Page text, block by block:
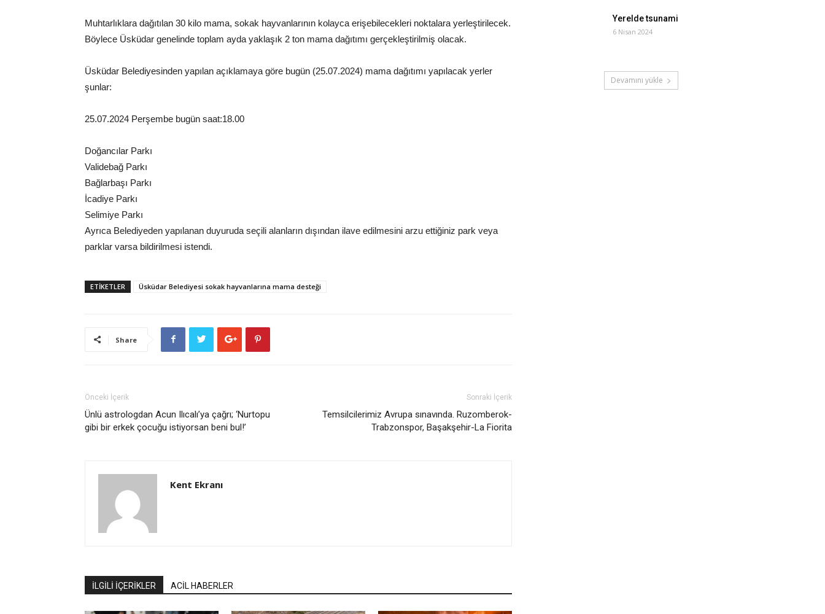
Muhtarlıklara dağıtılan 30 kilo mama, sokak hayvanlarının kolayca erişebilecekleri noktalara yerleştirilecek.
Böylece Üsküdar genelinde toplam ayda yaklaşık 2 ton mama dağıtımı gerçekleştirilmiş olacak.
Üsküdar Belediyesinden yapılan açıklamaya göre bugün (25.07.2024) mama dağıtımı yapılacak yerler
şunlar:
25.07.2024 Perşembe bugün saat:18.00
Doğancılar Parkı
Validebağ Parkı
Bağlarbaşı Parkı
İcadiye Parkı
Selimiye Parkı
Ayrıca Belediyeden yapılanan duyuruda seçili alanların dışından ilave edilmesini arzu ettiğiniz park veya
parklar varsa bildirilmesi istendi.
ETİKETLER Üsküdar Belediyesi sokak hayvanlarına mama desteği
Share
Önceki İçerik
Ünlü astrologdan Acun Ilıcalı’ya çağrı; ‘Nurtopu
gibi bir erkek çocuğu istiyorsan beni bul!’
Sonraki İçerik
Temsilcilerimiz Avrupa sınavında. Ruzomberok-
Trabzonspor, Başakşehir-La Fiorita
Kent Ekranı
İLGİLİ İÇERİKLER ACİL HABERLER
Yerelde tsunami
6 Nisan 2024
Devamını yükle